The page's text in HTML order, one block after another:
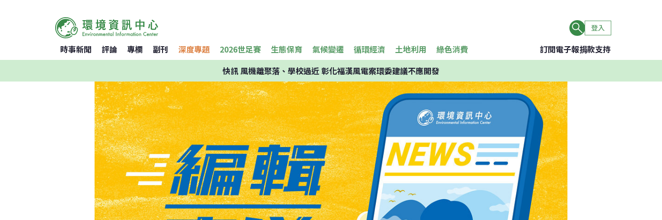
登入
時事新聞 評論 專欄 副刊 深度專題 2026世足賽 生態保育 氣候變遷 循環經濟 土地利用 綠色消費 訂閱電子報捐款支持
快訊風機離聚落、學校過近 彰化福漢風電案環委建議不應開發